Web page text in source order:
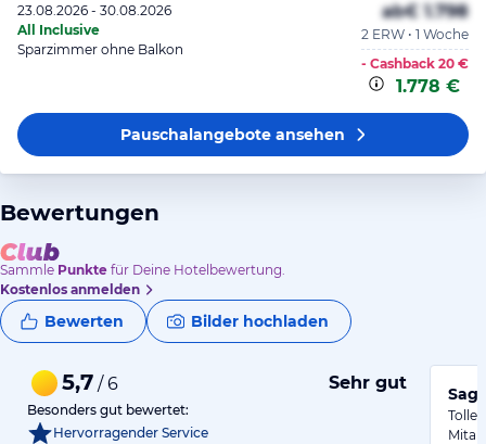
23.08.2026 - 30.08.2026
All Inclusive
Sparzimmer ohne Balkon
ab€ 1.798
2 ERW • 1 Woche
- Cashback 20 €
1.778 €
Pauschalangeboteansehen
Bewertungen
Sammle Punkte für Deine Hotelbewertung.
Kostenlos anmelden
Bewerten Bilder hochladen
5,7 / 6 Sehr gut
Besonders gut bewertet:
Hervorragender Service